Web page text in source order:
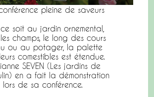
pleine de saveurs
soit au jardin ornemental,
champs, le long des cours
ou au potager, la palette
comestibles est étendue.
SEVEN (Les jardins de
en a fait la démonstration
lors de sa conférence.